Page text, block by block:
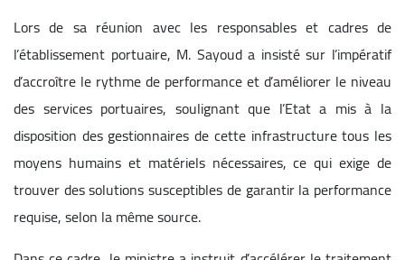
Lors de sa réunion avec les responsables et cadres de
l’établissement portuaire, M. Sayoud a insisté sur l’impératif
d’accroître le rythme de performance et d’améliorer le niveau
des services portuaires, soulignant que l’Etat a mis à la
disposition des gestionnaires de cette infrastructure tous les
moyens humains et matériels nécessaires, ce qui exige de
trouver des solutions susceptibles de garantir la performance
requise, selon la même source.